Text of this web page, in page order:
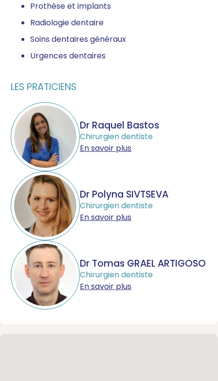
Prothèse et implants
Radiologie dentaire
Soins dentaires généraux
Urgences dentaires
LES PRATICIENS
Dr Raquel Bastos
Chirurgien dentiste
En savoir plus
Dr Polyna SIVTSEVA
Chirurgien dentiste
En savoir plus
Dr Tomas GRAEL ARTIGOSO
Chirurgien dentiste
En savoir plus